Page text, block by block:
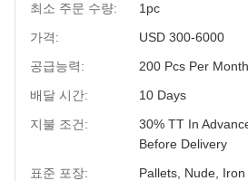
최소 주문 수량:
1pc
가격:
USD 300-6000
공급능력:
200 Pcs Per Month
배달 시간:
10 Days
지불 조건:
30% TT In
Before Delivery
표준 포장:
Pallets, Nude,